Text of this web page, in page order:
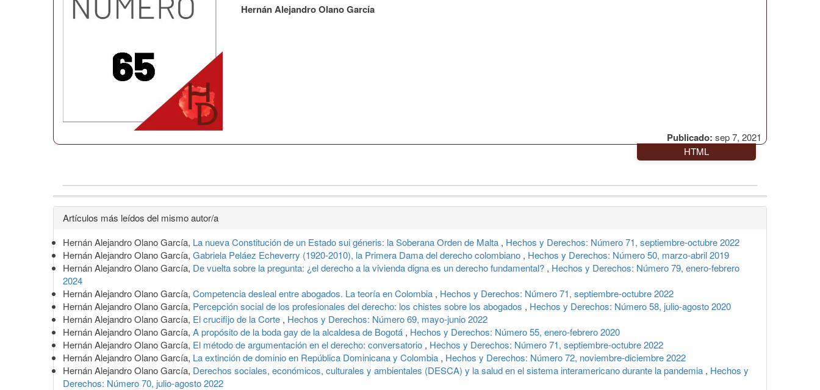
Publicado: sep 7, 2021
Hernán Alejandro Olano García
HTML
Detalles
del
artículo
Artículos más leídos del mismo autor/a
Hernán Alejandro Olano García, La nueva Constitución de un Estado sui géneris: la Soberana Orden de Malta , Hechos y Derechos: Número 71, septiembre-octubre 2022
Hernán Alejandro Olano García, Gabriela Peláez Echeverry (1920-2010), la Primera Dama del derecho colombiano , Hechos y Derechos: Número 50, marzo-abril 2019
Hernán Alejandro Olano García, De vuelta sobre la pregunta: ¿el derecho a la vivienda digna es un derecho fundamental? , Hechos y Derechos: Número 79, enero-febrero
2024
Hernán Alejandro Olano García, Competencia desleal entre abogados. La teoría en Colombia , Hechos y Derechos: Número 71, septiembre-octubre 2022
Hernán Alejandro Olano García, Percepción social de los profesionales del derecho: los chistes sobre los abogados , Hechos y Derechos: Número 58, julio-agosto 2020
Hernán Alejandro Olano García, El crucifijo de la Corte , Hechos y Derechos: Número 69, mayo-junio 2022
Hernán Alejandro Olano García, A propósito de la boda gay de la alcaldesa de Bogotá , Hechos y Derechos: Número 55, enero-febrero 2020
Hernán Alejandro Olano García, El método de argumentación en el derecho: conversatorio , Hechos y Derechos: Número 71, septiembre-octubre 2022
Hernán Alejandro Olano García, La extinción de dominio en República Dominicana y Colombia , Hechos y Derechos: Número 72, noviembre-diciembre 2022
Hernán Alejandro Olano García, Derechos sociales, económicos, culturales y ambientales (DESCA) y la salud en el sistema interamericano durante la pandemia , Hechos y
Derechos: Número 70, julio-agosto 2022